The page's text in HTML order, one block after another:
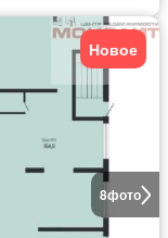
8фото
Новое